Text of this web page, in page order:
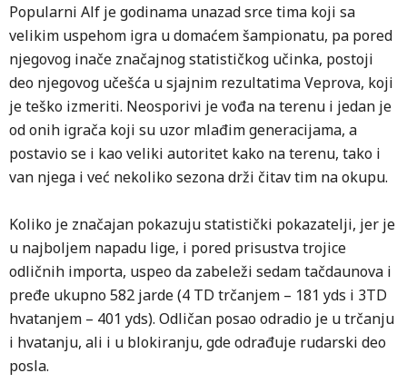
Popularni Alf je godinama unazad srce tima koji sa
velikim uspehom igra u domaćem šampionatu, pa pored
njegovog inače značajnog statističkog učinka, postoji
deo njegovog učešća u sjajnim rezultatima Veprova, koji
je teško izmeriti. Neosporivi je vođa na terenu i jedan je
od onih igrača koji su uzor mlađim generacijama, a
postavio se i kao veliki autoritet kako na terenu, tako i
van njega i već nekoliko sezona drži čitav tim na okupu.
Koliko je značajan pokazuju statistički pokazatelji, jer je
u najboljem napadu lige, i pored prisustva trojice
odličnih importa, uspeo da zabeleži sedam tačdaunova i
pređe ukupno 582 jarde (4 TD trčanjem – 181 yds i 3TD
hvatanjem – 401 yds). Odličan posao odradio je u trčanju
i hvatanju, ali i u blokiranju, gde odrađuje rudarski deo
posla.